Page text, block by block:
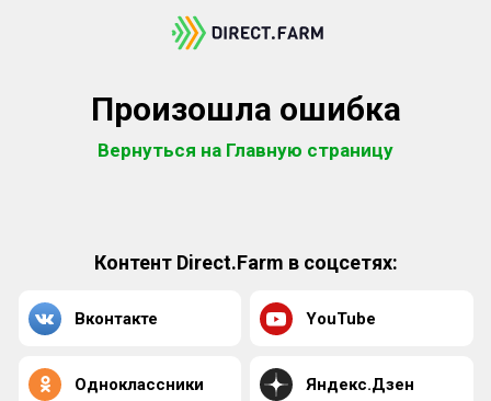
Произошла ошибка
Вернуться на Главную страницу
Контент Direct.Farm в соцсетях:
Вконтакте YouTube
Одноклассники Яндекс.Дзен